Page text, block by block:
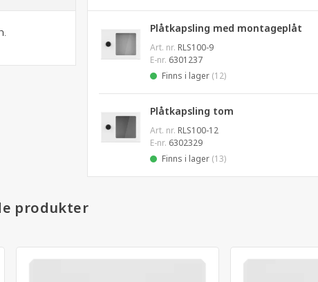
Plåtkapsling med montageplåt
Art. nr. RLS100-9
E-nr. 6301237
Finns i lager (12)
Plåtkapsling tom
Art. nr. RLS100-12
E-nr. 6302329
Finns i lager (13)
produkter